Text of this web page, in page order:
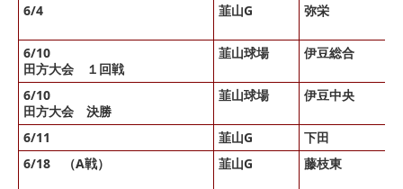
6/4 韮山G 弥栄
6/10
田方大会 １回戦
韮山球場 伊豆総合
6/10
田方大会 決勝
韮山球場 伊豆中央
6/11 韮山G
下田
6/18 （A戦）
韮山G 藤枝東